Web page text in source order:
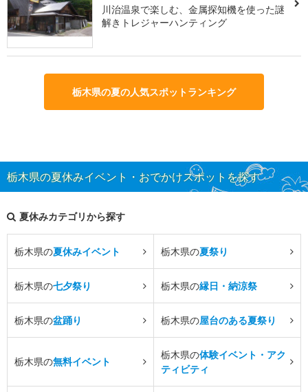
川治温泉で楽しむ、金属探知機を使った謎
解きトレジャーハンティング
栃木県の夏の人気スポットランキング
栃木県の夏休みイベント・おでかけスポットを探す
夏休みカテゴリから探す
栃木県の夏休みイベント 栃木県の夏祭り
栃木県の七夕祭り 栃木県の縁日・納涼祭
栃木県の盆踊り 栃木県の屋台のある夏祭り
栃木県の無料イベント
栃木県の体験イベント・アク
ティビティ